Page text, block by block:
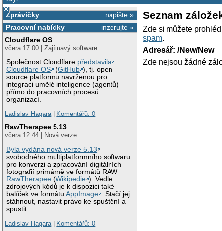
×
napište »
Zprávičky
inzerujte »
Pracovní nabídky
Cloudflare OS
včera 17:00 | Zajímavý software
Společnost Cloudflare představila
Cloudflare OS
(GitHub ), tj. open
source platformu navrženou pro
integraci umělé inteligence (agentů)
přímo do pracovních procesů
organizací.
Ladislav Hagara| Komentářů: 0
RawTherapee 5.13
včera 12:44 | Nová verze
Byla vydána nová verze 5.13
svobodného multiplatformního softwaru
pro konverzi a zpracování digitálních
fotografií primárně ve formátů RAW
RawTherapee (Wikipedie ). Vedle
zdrojových kódů je k dispozici také
balíček ve formátuAppImage
. Stačí jej
stáhnout, nastavit právo ke spuštění a
spustit.
Ladislav Hagara| Komentářů: 0
Seznam
Zde si můžete
spam.
Adresář: /New/New
Zde nejsou žádné